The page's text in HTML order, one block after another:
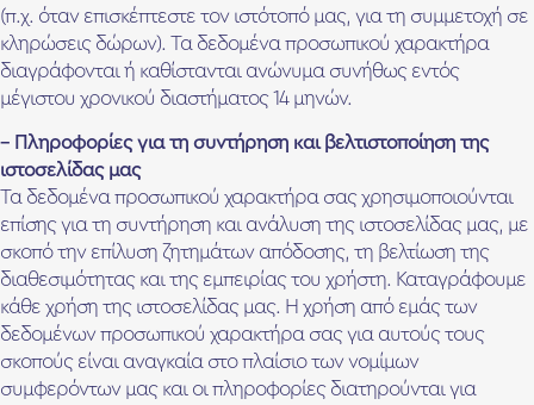
(π.χ. όταν επισκέπτεστε τον ιστότοπό μας, για τη συμμετοχή σε
κληρώσεις δώρων). Τα δεδομένα προσωπικού χαρακτήρα
διαγράφονται ή καθίστανται ανώνυμα συνήθως εντός
μέγιστου χρονικού διαστήματος 14 μηνών.
– Πληροφορίες για τη συντήρηση και βελτιστοποίηση της
ιστοσελίδας μας
Τα δεδομένα προσωπικού χαρακτήρα σας χρησιμοποιούνται
επίσης για τη συντήρηση και ανάλυση της ιστοσελίδας μας, με
σκοπό την επίλυση ζητημάτων απόδοσης, τη βελτίωση της
διαθεσιμότητας και της εμπειρίας του χρήστη. Καταγράφουμε
κάθε χρήση της ιστοσελίδας μας. Η χρήση από εμάς των
δεδομένων προσωπικού χαρακτήρα σας για αυτούς τους
σκοπούς είναι αναγκαία στο πλαίσιο των νομίμων
συμφερόντων μας και οι πληροφορίες διατηρούνται για